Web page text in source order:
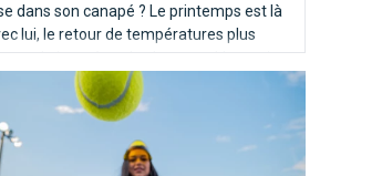
dans son canapé ? Le printemps est là
lui, le retour de températures plus
et de journées plus longues. L'occasion
l'esprit et pourquoi pas le corps !
une liste d'activités en plein air.
infrastructures, surfaces: le tennis à